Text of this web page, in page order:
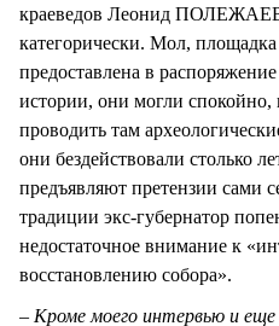
краеведов Леонид
категорически. Мол,
предоставлена в
истории, они могли спокойно,
проводить там
они бездействовали столько
предъявляют претензии сами
традиции экс-губернатор
недостаточное внимание к
восстановлению собора».
– Кроме моего интервью и